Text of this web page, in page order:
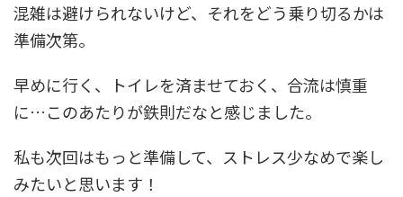
混雑は避けられないけど、それをどう乗り切るかは
準備次第。
早めに行く、トイレを済ませておく、合流は慎重
に…このあたりが鉄則だなと感じました。
私も次回はもっと準備して、ストレス少なめで楽し
みたいと思います！